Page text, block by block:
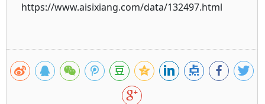
https://www.aisixiang.com/data/132497.html